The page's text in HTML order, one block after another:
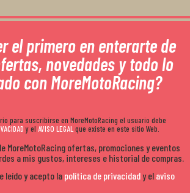
el primero en enterarte de
novedades y todo lo
con MoreMotoRacing?
para suscribirse en MoreMotoRacing el usuario debe
y el AVISO LEGALque existe en este sitio Web.
MoreMotoRacing ofertas, promociones y eventos
a mis gustos, intereses e historial de compras.
leído y acepto la política de privacidady el aviso